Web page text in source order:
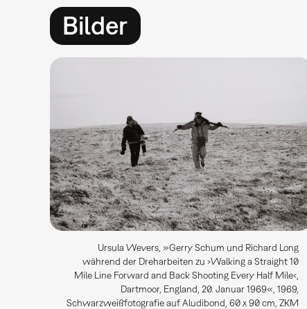
Bilder
Ursula Wevers, »Gerry Schum und Richard Long
während der Dreharbeiten zu ›Walking a Straight 10
Mile Line Forward and Back Shooting Every Half Mile‹,
Dartmoor, England, 20. Januar 1969«, 1969,
Schwarzweißfotografie auf Aludibond, 60 x 90 cm, ZKM